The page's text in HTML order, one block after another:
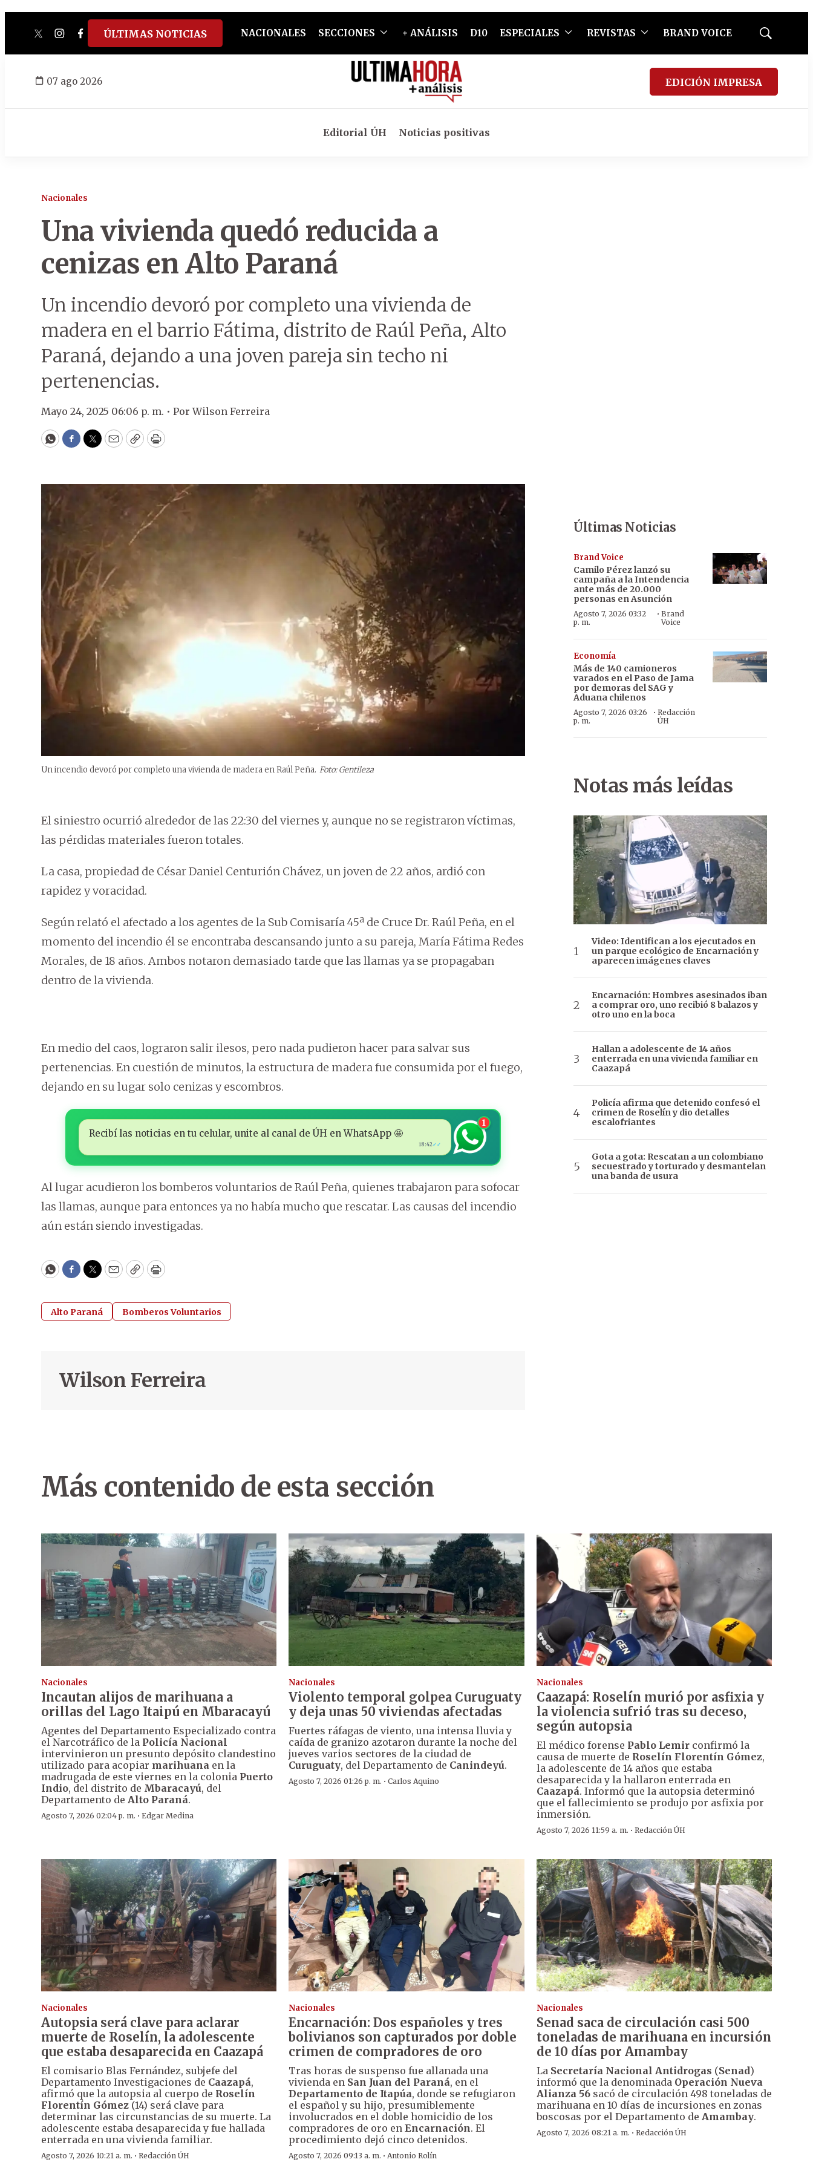
twitterinstagram
facebook
tiktokyoutube
spotify
ÚLTIMAS NOTICIAS NACIONALES SECCIONES + ANÁLISIS D10 ESPECIALES REVISTAS BRAND VOICE
Mostrar
07 ago 2026 EDICIÓN IMPRESA
Editorial ÚH Noticias positivas
Nacionales
Una vivienda quedó reducida a
cenizas en Alto Paraná
Un incendio devoró por completo una vivienda de
madera en el barrio Fátima, distrito de Raúl Peña, Alto
Paraná, dejando a una joven pareja sin techo ni
pertenencias.
Mayo 24, 2025 06:06 p. m. • PorWilson Ferreira
WhatsApp
Facebook
Twitter
EmailCopyPrint
Un incendio devoró por completo una vivienda de madera en Raúl Peña. Foto: Gentileza
El siniestro ocurrió alrededor de las 22:30 del viernes y, aunque no se registraron víctimas,
las pérdidas materiales fueron totales.
La casa, propiedad de César Daniel Centurión Chávez, un joven de 22 años, ardió con
rapidez y voracidad.
Según relató el afectado a los agentes de la Sub Comisaría 45ª de Cruce Dr. Raúl Peña, en el
momento del incendio él se encontraba descansando junto a su pareja, María Fátima Redes
Morales, de 18 años. Ambos notaron demasiado tarde que las llamas ya se propagaban
dentro de la vivienda.
En medio del caos, lograron salir ilesos, pero nada pudieron hacer para salvar sus
pertenencias. En cuestión de minutos, la estructura de madera fue consumida por el fuego,
dejando en su lugar solo cenizas y escombros.
Recibí las noticias en tu celular, unite al canal de ÚH en WhatsApp 🤩
18:42✓✓
1
Al lugar acudieron los bomberos voluntarios de Raúl Peña, quienes trabajaron para sofocar
las llamas, aunque para entonces ya no había mucho que rescatar. Las causas del incendio
aún están siendo investigadas.
WhatsApp
Facebook
Twitter
EmailCopyPrint
Alto Paraná Bomberos Voluntarios
Wilson Ferreira
Últimas Noticias
Brand Voice
Camilo Pérez lanzó su
campaña a la Intendencia
ante más de 20.000
personas en Asunción
Agosto 7, 2026 03:32
p. m.
· Brand
Voice
Economía
Más de 140 camioneros
varados en el Paso de Jama
por demoras del SAG y
Aduana chilenos
Agosto 7, 2026 03:26
p. m.
·Redacción
ÚH
Notas más leídas
Video: Identifican a los ejecutados en
un parque ecológico de Encarnación y
aparecen imágenes claves
Encarnación: Hombres asesinados iban
a comprar oro, uno recibió 8 balazos y
otro uno en la boca
Hallan a adolescente de 14 años
enterrada en una vivienda familiar en
Caazapá
Policía afirma que detenido confesó el
crimen de Roselín y dio detalles
escalofriantes
Gota a gota: Rescatan a un colombiano
secuestrado y torturado y desmantelan
una banda de usura
Más contenido de esta sección
Nacionales
Incautan alijos de marihuana a
orillas del Lago Itaipú en Mbaracayú
Agentes del Departamento Especializado contra
el Narcotráfico de la Policía Nacional
intervinieron un presunto depósito clandestino
utilizado para acopiar marihuana en la
madrugada de este viernes en la colonia Puerto
Indio, del distrito de Mbaracayú, del
Departamento de Alto Paraná.
Agosto 7, 2026 02:04 p. m. · Edgar Medina
Nacionales
Violento temporal golpea Curuguaty
y deja unas 50 viviendas afectadas
Fuertes ráfagas de viento, una intensa lluvia y
caída de granizo azotaron durante la noche del
jueves varios sectores de la ciudad de
Curuguaty, del Departamento de Canindeyú.
Agosto 7, 2026 01:26 p. m. ·Carlos Aquino
Nacionales
Caazapá: Roselín murió por asfixia y
la violencia sufrió tras su deceso,
según autopsia
El médico forense Pablo Lemirconfirmó la
causa de muerte de Roselín Florentín Gómez,
la adolescente de 14 años que estaba
desaparecida y la hallaron enterrada en
Caazapá. Informó que la autopsia determinó
que el fallecimiento se produjo por asfixia por
inmersión.
Agosto 7, 2026 11:59 a. m. · Redacción ÚH
Nacionales
Autopsia será clave para aclarar
muerte de Roselín, la adolescente
que estaba desaparecida en Caazapá
El comisario Blas Fernández, subjefe del
Departamento Investigaciones de Caazapá,
afirmó que la autopsia al cuerpo de Roselín
Florentín Gómez (14) será clave para
determinar las circunstancias de su muerte. La
adolescente estaba desaparecida y fue hallada
enterrada en una vivienda familiar.
Agosto 7, 2026 10:21 a. m. · Redacción ÚH
Nacionales
Encarnación: Dos españoles y tres
bolivianos son capturados por doble
crimen de compradores de oro
Tras horas de suspenso fue allanada una
vivienda en San Juan del Paraná, en el
Departamento de Itapúa, donde se refugiaron
el español y su hijo, presumiblemente
involucrados en el doble homicidio de los
compradores de oro enEncarnación. El
procedimiento dejó cinco detenidos.
Agosto 7, 2026 09:13 a. m. ·Antonio Rolín
Nacionales
Senad saca de circulación casi 500
toneladas de marihuana en incursión
de 10 días por Amambay
La Secretaría Nacional Antidrogas (Senad)
informó que la denominada Operación Nueva
Alianza 56sacó de circulación 498 toneladas de
marihuana en 10 días de incursiones en zonas
boscosas por el Departamento de Amambay.
Agosto 7, 2026 08:21 a. m. · Redacción ÚH